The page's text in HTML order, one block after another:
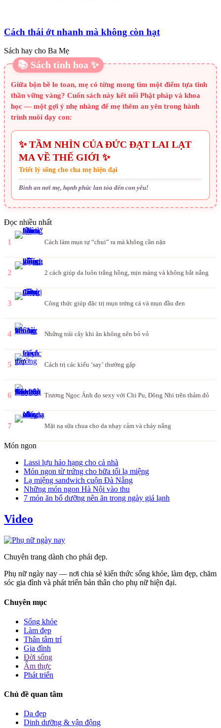
Cách thái ớt nhanh mà không còn hạt
Sách hay cho Ba Mẹ
📚 Sách tinh hoa ✨
Giữa bộn bề lo toan, mẹ có từng mong tìm một điểm tựa tinh
thần vững vàng? Cuốn sách này kết nối Phật pháp và khoa
học — một gợi ý nhẹ nhàng để mẹ thêm an yên trong hành
trình nuôi dạy con:
✨ TẦM NHÌN CỦA ĐỨC ĐẠT LAI LẠT
MA VỀ THẾ GIỚI ✨
Triết lý sống cho cha mẹ hiện đại
Bình an nơi mẹ, hạnh phúc lan tỏa đến con yêu!
Đọc nhiều nhất
1 Cách làm mụn tự “chui” ra mà không cần nặn
2 2 cách giúp da luôn trắng hồng, mịn màng và không bắt nắng
3 Công thức giúp đặc trị mụn trứng cá và mụn đầu đen
4 Những trái cây khi ăn không nên bỏ vỏ
5 Cách trị các kiểu ‘say’ thường gặp
6 Trương Ngọc Ánh đọ sexy với Chi Pu, Đông Nhi trên thảm đỏ
7 Mặt nạ sữa chua cho da nhạy cảm và cháy nắng
Món ngon
Lassi lựu hảo hạng cho cả nhà
Món ngon từ trứng cho bữa tối lạ miệng
Lạ miệng sandwich cuộn Đà Nẵng
Những món ngon Hà Nội vào thu
7 món ăn bổ dưỡng nên ăn trong ngày giá lạnh
Video
Chuyên trang dành cho phái đẹp.
Phụ nữ ngày nay — nơi chia sẻ kiến thức sống khỏe, làm đẹp, chăm
sóc gia đình và phát triển bản thân cho phụ nữ hiện đại.
Chuyên mục
Sống khỏe
Làm đẹp
Thân tâm trí
Gia đình
Đời sống
Ẩm thực
Phát triển
Chủ đề quan tâm
Da đẹp
Dinh dưỡng & vận động